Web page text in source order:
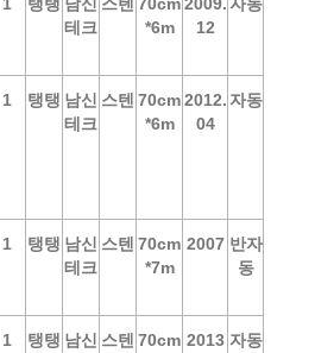
테크
*6m
12
1 탱탱 남신
테크
스텐 70cm
*6m
2012.
04
자동
1 탱탱 남신
테크
스텐 70cm
*7m
2007 반자
동
1 탱탱 남신 스텐 70cm 2013 자동